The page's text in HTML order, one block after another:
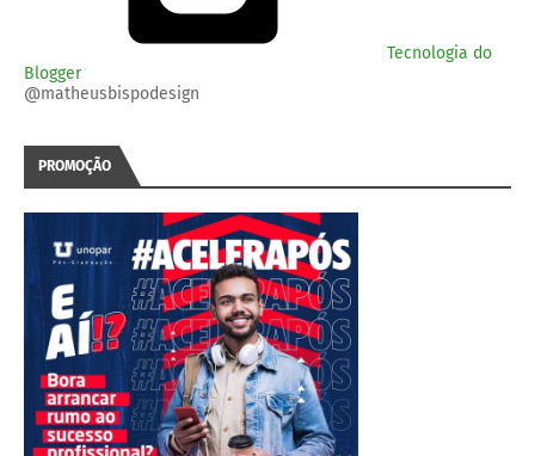
Tecnologia do
Blogger
@matheusbispodesign
PROMOÇÃO